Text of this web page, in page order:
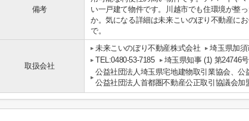
備考
い一戸建て物件です。川越市でも住環境が整
か。気になる詳細は未来こいのぼり不動産に
で。
取扱会社
未来こいのぼり不動産株式会社
埼玉県加
TEL:0480-53-7185
埼玉県知事 (1) 第24746号
公益社団法人埼玉県宅地建物取引業協会、公
公益社団法人首都圏不動産公正取引協議会加